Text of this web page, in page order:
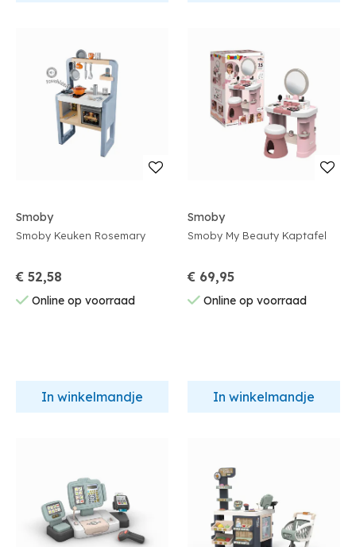
Smoby
Smoby Keuken Rosemary
€ 52,58
Online op voorraad
In winkelmandje
Smoby
Smoby My Beauty Kaptafel
€ 69,95
Online op voorraad
In winkelmandje